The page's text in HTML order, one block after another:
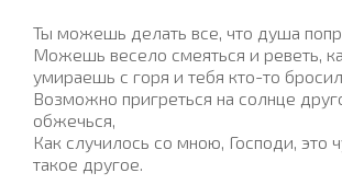
Ты можешь делать все, что душа
Можешь весело смеяться и реветь,
умираешь с горя и тебя кто-то
Возможно пригреться на солнце
обжечься,
Как случилось со мною, Господи, это
такое другое.